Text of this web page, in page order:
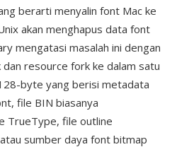
berarti menyalin font Mac ke
akan menghapus data font
mengatasi masalah ini dengan
resource fork ke dalam satu
byte yang berisi metadata
file BIN biasanya
TrueType, file outline
sumber daya font bitmap